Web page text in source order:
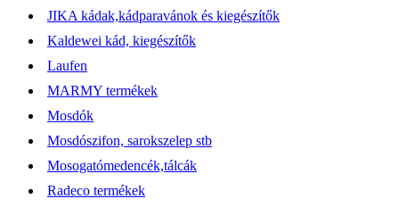
JIKA kádak,kádparavánok és kiegészítők
Kaldewei kád, kiegészítők
Laufen
MARMY termékek
Mosdók
Mosdószifon, sarokszelep stb
Mosogatómedencék,tálcák
Radeco termékek